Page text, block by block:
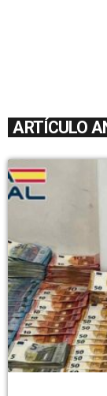
ARTÍCULO